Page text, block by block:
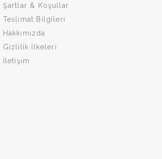
Şartlar & Koşullar
Teslimat Bilgileri
Hakkımızda
Gizlilik İlkeleri
İletişim